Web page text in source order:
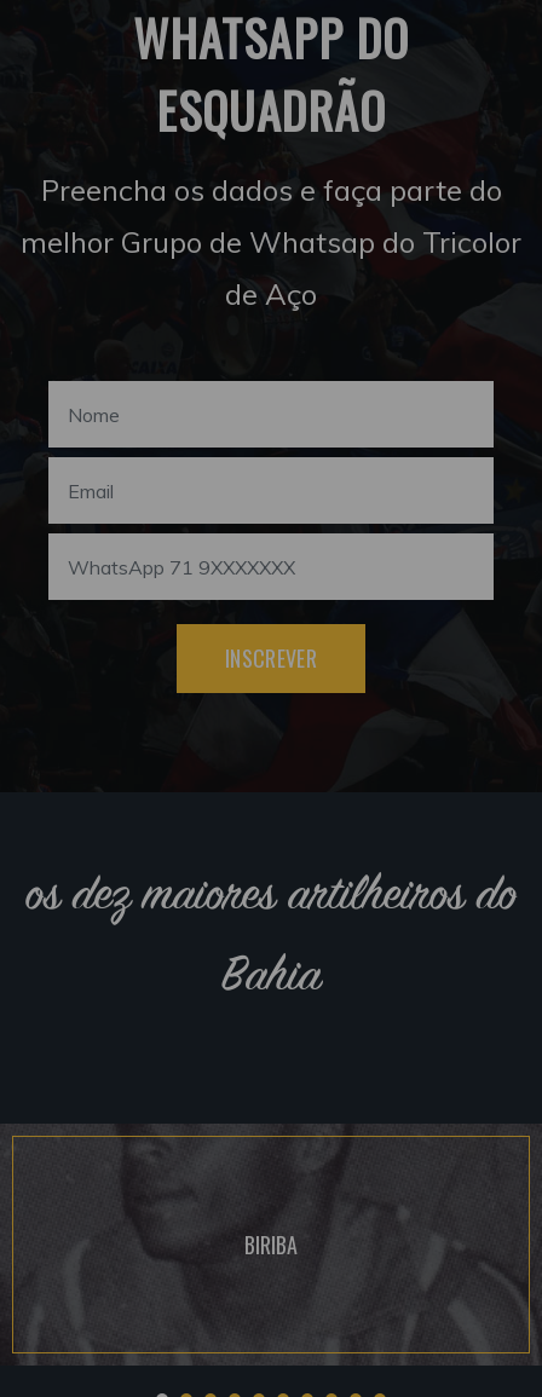
WHATSAPP DO
ESQUADRÃO
Preencha os dados e faça parte do
melhor Grupo de Whatsap do Tricolor
de Aço
INSCREVER
os dez maiores artilheiros do
Bahia
BIRIBA